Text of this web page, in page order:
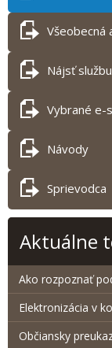
Všeobecná
Nájsť službu
Vybrané e-
Návody
Sprievodca
Aktuálne
Ako rozpoznať
Elektronizácia v
Občiansky